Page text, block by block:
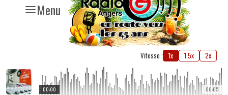
Menu
Vitesse : 1x 1.5x 2x
00:05
00:00